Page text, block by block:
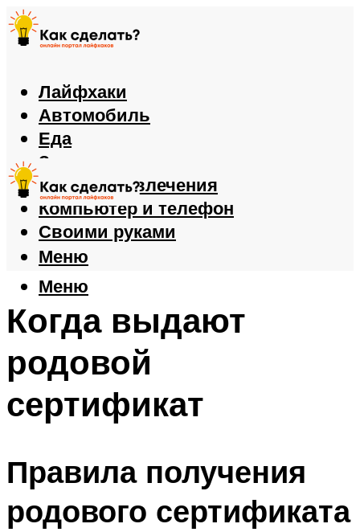
Лайфхаки
Автомобиль
Еда
Здоровье
Игры и развлечения
Компьютер и телефон
Своими руками
Меню
Меню
Когда выдают
родовой
сертификат
Правила получения
родового сертификата